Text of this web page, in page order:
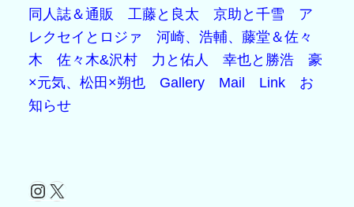
同人誌＆通販
工藤と良太 京助と千雪
ア
レクセイとロジァ
河崎、浩輔、藤堂＆佐々
木
佐々木&沢村 力と佑人 幸也と勝浩
豪
×元気、松田×朔也
Gallery Mail Link
お
知らせ
Instagram
X